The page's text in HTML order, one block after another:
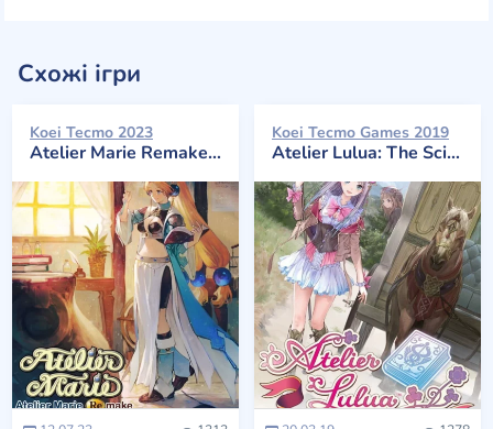
Схожі ігри
Koei Tecmo 2023
Atelier Marie Remake: The Alchemist of Salburg
Koei Tecmo Games 2019
Atelier Lulua: The Scion of Arland